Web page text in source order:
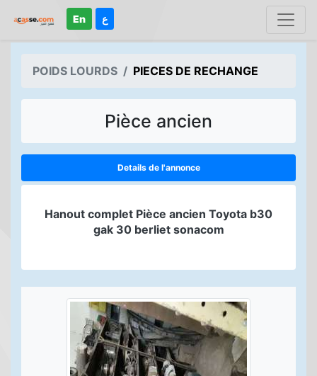
En ع
POIDS LOURDS PIECES DE RECHANGE
Pièce ancien
Details de l'annonce
Hanout complet Pièce ancien Toyota b30
gak 30 berliet sonacom